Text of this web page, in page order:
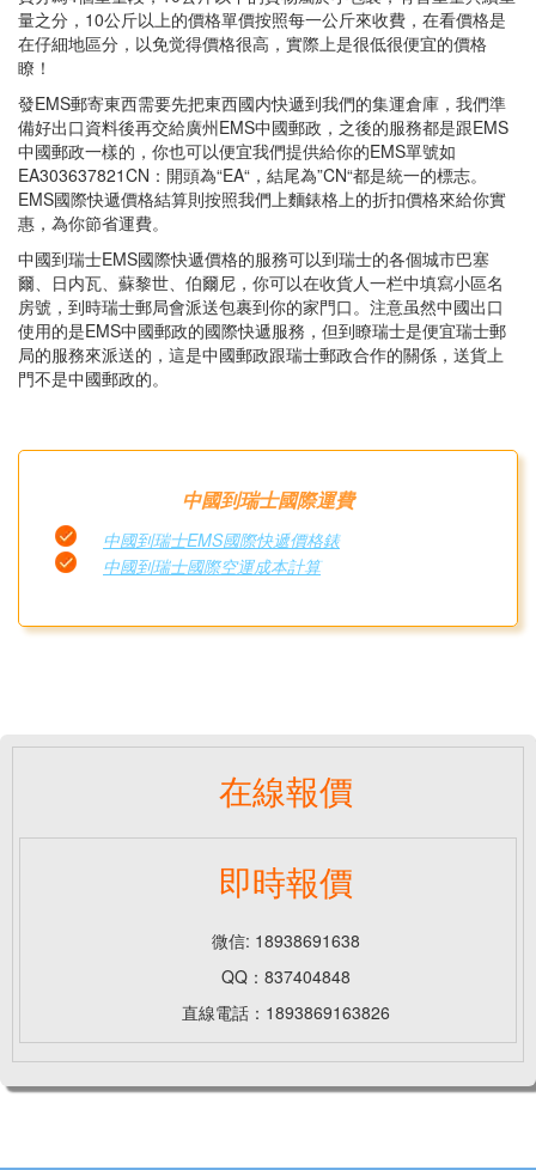
量之分，10公斤以上的價格單價按照每一公斤來收費，在看價格是
在仔細地區分，以免觉得價格很高，實際上是很低很便宜的價格
瞭！
發EMS郵寄東西需要先把東西國内快遞到我們的集運倉庫，我們準
備好出口資料後再交給廣州EMS中國郵政，之後的服務都是跟EMS
中國郵政一樣的，你也可以便宜我們提供給你的EMS單號如
EA303637821CN：開頭為“EA“，結尾為”CN“都是統一的標志。
EMS國際快遞價格結算則按照我們上麵錶格上的折扣價格來給你實
惠，為你節省運費。
中國到瑞士EMS國際快遞價格的服務可以到瑞士的各個城市巴塞
爾、日内瓦、蘇黎世、伯爾尼，你可以在收貨人一栏中填寫小區名
房號，到時瑞士郵局會派送包裹到你的家門口。注意虽然中國出口
使用的是EMS中國郵政的國際快遞服務，但到瞭瑞士是便宜瑞士郵
局的服務來派送的，這是中國郵政跟瑞士郵政合作的關係，送貨上
門不是中國郵政的。
中國到瑞士國際運費
中國到瑞士EMS國際快遞價格錶
中國到瑞士國際空運成本計算
在線報價
即時報價
微信: 18938691638
QQ：837404848
直線電話：1893869163826